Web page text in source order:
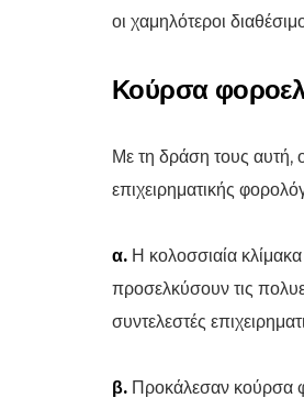
οι χαμηλότεροι
Κούρσα
Με τη δράση τους αυτή,
επιχειρηματικής
α. Η κολοσσιαία
προσελκύσουν τις
συντελεστές
β. Προκάλεσαν κούρσα